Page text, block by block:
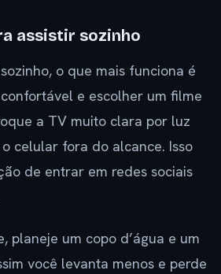
assistir sozinho
o que mais funciona é
e escolher um filme
a TV muito clara por luz
celular fora do alcance. Isso
de entrar em redes sociais
planeje um copo d’água e um
você levanta menos e perde